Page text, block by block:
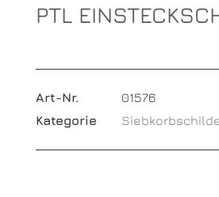
PTL
Art-Nr.
01576
Kategorie